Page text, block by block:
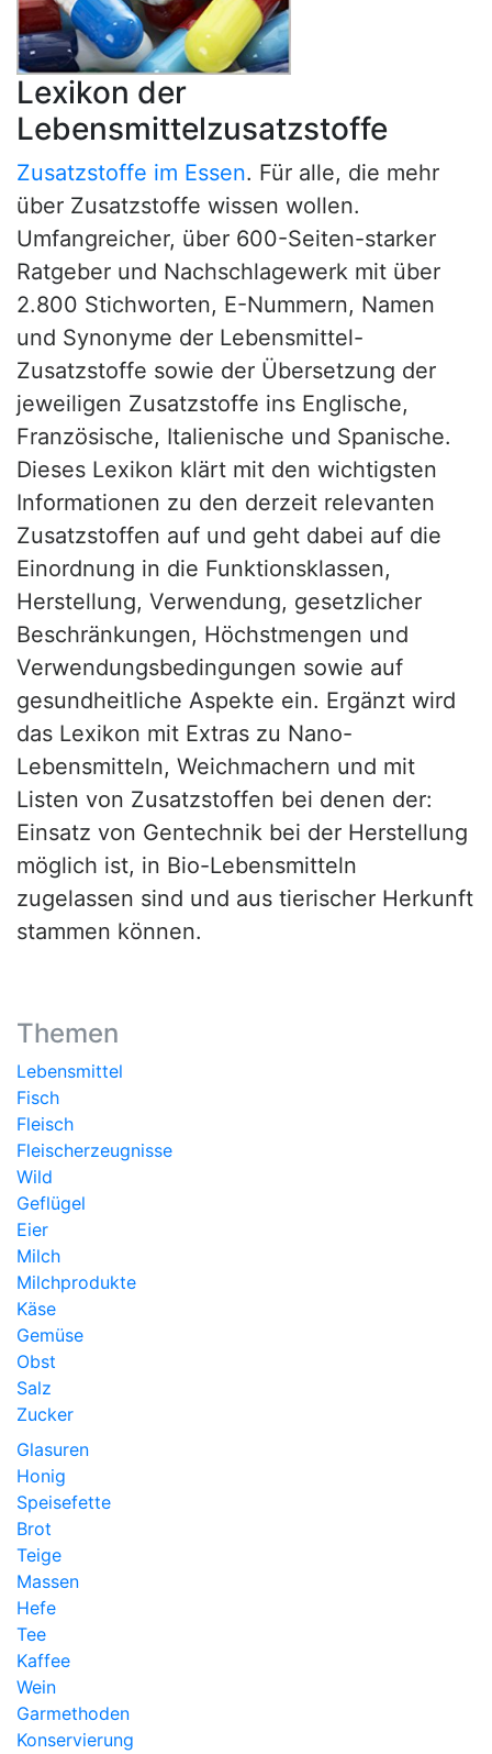
Lexikon der
Lebensmittelzusatzstoffe
Zusatzstoffe im Essen. Für alle, die mehr
über Zusatzstoffe wissen wollen.
Umfangreicher, über 600-Seiten-starker
Ratgeber und Nachschlagewerk mit über
2.800 Stichworten, E-Nummern, Namen
und Synonyme der Lebensmittel-
Zusatzstoffe sowie der Übersetzung der
jeweiligen Zusatzstoffe ins Englische,
Französische, Italienische und Spanische.
Dieses Lexikon klärt mit den wichtigsten
Informationen zu den derzeit relevanten
Zusatzstoffen auf und geht dabei auf die
Einordnung in die Funktionsklassen,
Herstellung, Verwendung, gesetzlicher
Beschränkungen, Höchstmengen und
Verwendungsbedingungen sowie auf
gesundheitliche Aspekte ein. Ergänzt wird
das Lexikon mit Extras zu Nano-
Lebensmitteln, Weichmachern und mit
Listen von Zusatzstoffen bei denen der:
Einsatz von Gentechnik bei der Herstellung
möglich ist, in Bio-Lebensmitteln
zugelassen sind und aus tierischer Herkunft
stammen können.
Themen
Lebensmittel
Fisch
Fleisch
Fleischerzeugnisse
Wild
Geflügel
Eier
Milch
Milchprodukte
Käse
Gemüse
Obst
Salz
Zucker
Glasuren
Honig
Speisefette
Brot
Teige
Massen
Hefe
Tee
Kaffee
Wein
Garmethoden
Konservierung